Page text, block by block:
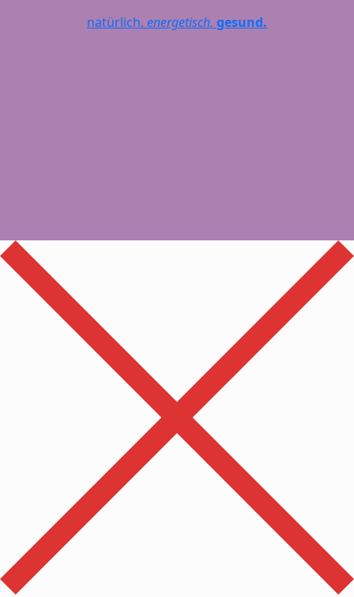
natürlich. energetisch. gesund.